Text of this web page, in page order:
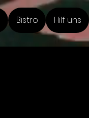
Bistro Hilf uns